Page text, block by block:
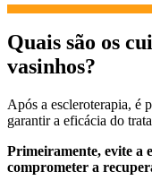
Quais são os
vasinhos?
Após a escleroterapia, é
garantir a eficácia do
Primeiramente, evite a
comprometer a